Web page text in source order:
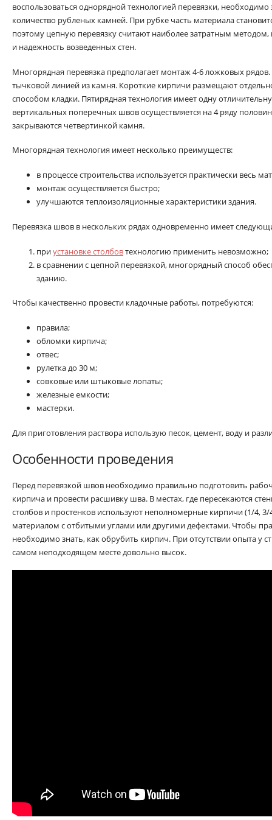
воспользоваться однорядной технологией перевязки,
количество рубленых камней. При рубке часть материала
поэтому цепную перевязку считают наиболее затратным
и надежность возведенных стен.
Многорядная перевязка предполагает монтаж 4-6 ложковых
тычковой линией из камня. Короткие кирпичи размещают
способом кладки. Пятирядная технология имеет одну
вертикальных поперечных швов осуществляется на 4 ряду
закрываются четвертинкой камня.
Многорядная технология имеет несколько преимуществ:
в процессе строительства используется практически весь
монтаж осуществляется быстро;
улучшаются теплоизоляционные характеристики здания.
Перевязка швов в нескольких рядах одновременно имеет
приустановке столбовтехнологию применить невозможно;
в сравнении с цепной перевязкой, многорядный способ
зданию.
Чтобы качественно провести кладочные работы, потребуются:
правила;
обломки кирпича;
отвес;
рулетка до 30 м;
совковые или штыковые лопаты;
железные емкости;
мастерки.
Для приготовления раствора использую песок, цемент, воду и
Особенности проведения
Перед перевязкой швов необходимо правильно подготовить
кирпича и провести расшивку шва. В местах, где пересекаются
столбов и простенков используют неполномерные кирпичи (1/4, 3/
материалом с отбитыми углами или другими дефектами. Чтобы
необходимо знать, как обрубить кирпич. При отсутствии опыта у
самом неподходящем месте довольно высок.